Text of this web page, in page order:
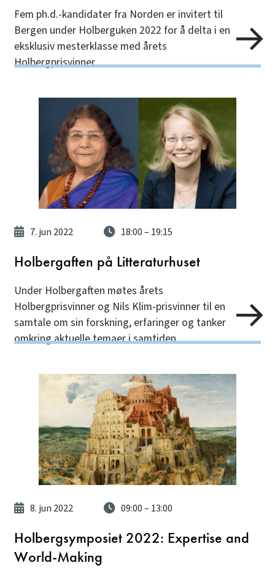
Fem ph.d.-kandidater fra Norden er invitert til
Bergen under Holberguken 2022 for å delta i en
eksklusiv mesterklasse med årets
Holbergprisvinner.
7. jun 2022 18:00– 19:15
Holbergaften på Litteraturhuset
Under Holbergaften møtes årets
Holbergprisvinner og Nils Klim-prisvinner til en
samtale om sin forskning, erfaringer og tanker
omkring aktuelle temaer i samtiden.
8. jun 2022 09:00– 13:00
Holbergsymposiet 2022: Expertise and
World-Making